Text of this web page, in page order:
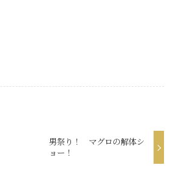
男祭り！ マグロの解体シ
ョー！